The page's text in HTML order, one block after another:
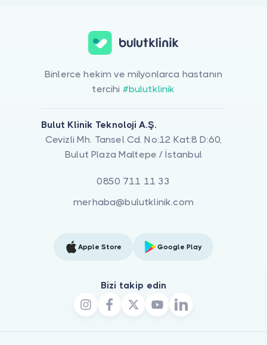
Binlerce hekim ve milyonlarca hastanın
tercihi #bulutklinik
Bulut Klinik Teknoloji A.Ş.
Cevizli Mh. Tansel Cd. No:12 Kat:8 D:60,
Bulut Plaza Maltepe / İstanbul
0850 711 11 33
merhaba@bulutklinik.com
Apple Store Google Play
Bizi takip edin